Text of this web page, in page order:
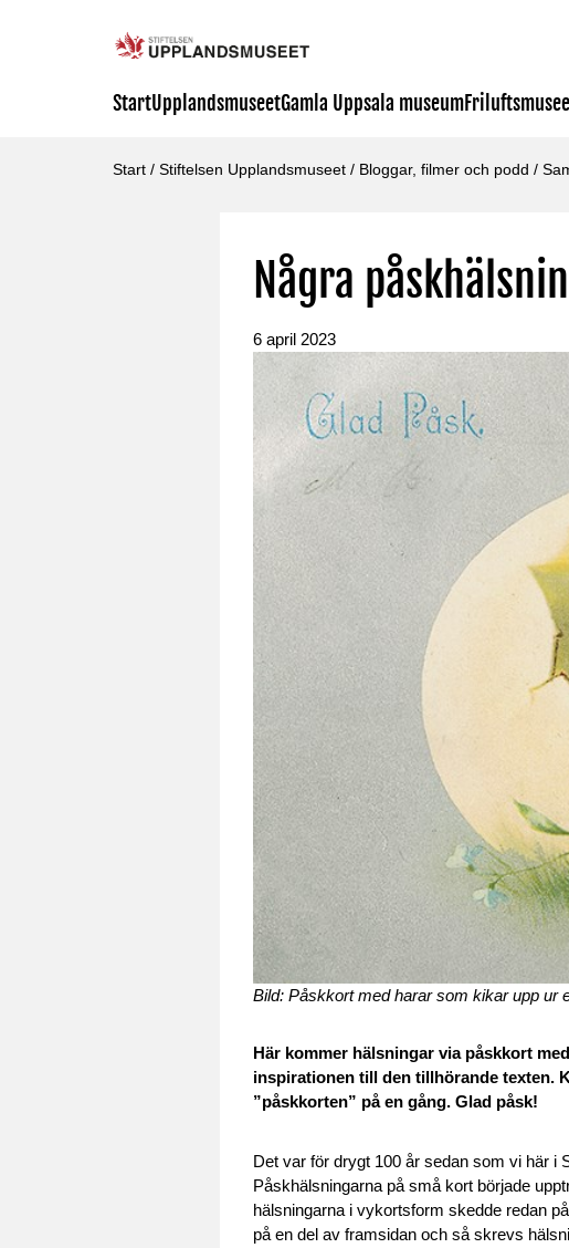
StartUpplandsmuseetGamla Uppsala museum
Start / Stiftelsen Upplandsmuseet / Bloggar, filmer och podd /
Några
6 april 2023
Bild: Påskkort med harar som kikar upp ur
Här kommer hälsningar via påskkort
inspirationen till den tillhörande texten.
”påskkorten” på en gång. Glad påsk!
Det var för drygt 100 år sedan som vi här i
Påskhälsningarna på små kort började
hälsningarna i vykortsform skedde redan
på en del av framsidan och så skrevs